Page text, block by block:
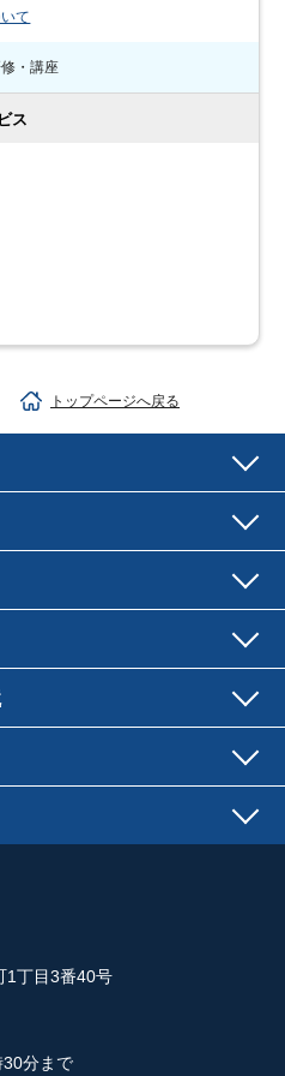
て
・講座
ス
トップページへ戻る
丁目3番40号
30分まで